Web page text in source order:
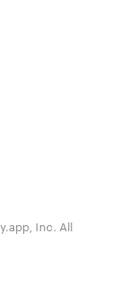
Inc. All